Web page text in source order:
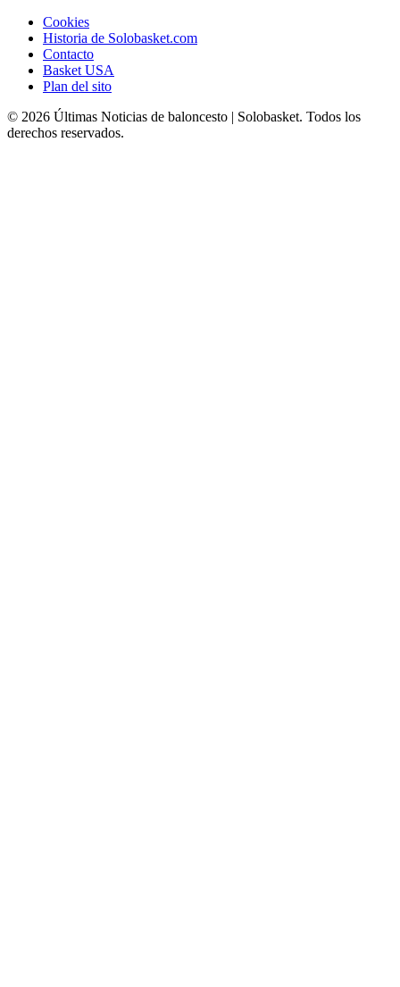
Cookies
Historia de Solobasket.com
Contacto
Basket USA
Plan del sito
© 2026 Últimas Noticias de baloncesto | Solobasket. Todos los
derechos reservados.